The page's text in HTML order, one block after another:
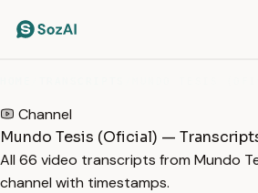
Channel
Mundo Tesis (Oficial) —
All 66 video transcripts from Mundo
channel with timestamps.